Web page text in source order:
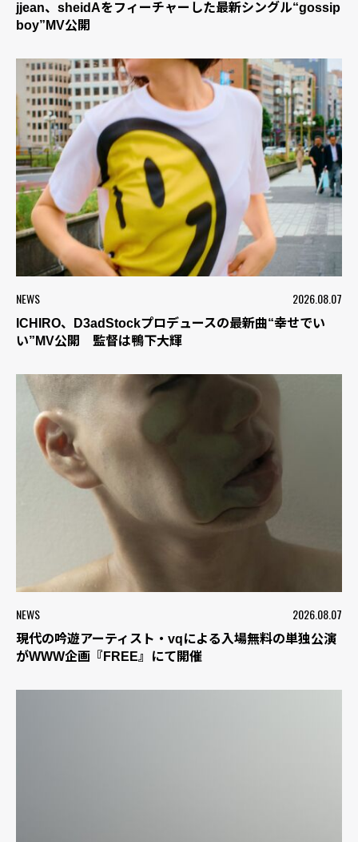
jjean、sheidAをフィーチャーした最新シングル“gossip
boy”MV公開
NEWS 2026.08.07
ICHIRO、D3adStockプロデュースの最新曲“幸せでい
い”MV公開 監督は鴨下大輝
NEWS 2026.08.07
現代の吟遊アーティスト・vqによる入場無料の単独公演
がWWW企画『FREE』にて開催